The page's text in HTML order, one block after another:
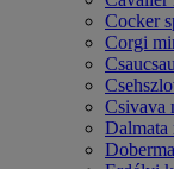
Cocker
Corgi
Csivava
Dalmata